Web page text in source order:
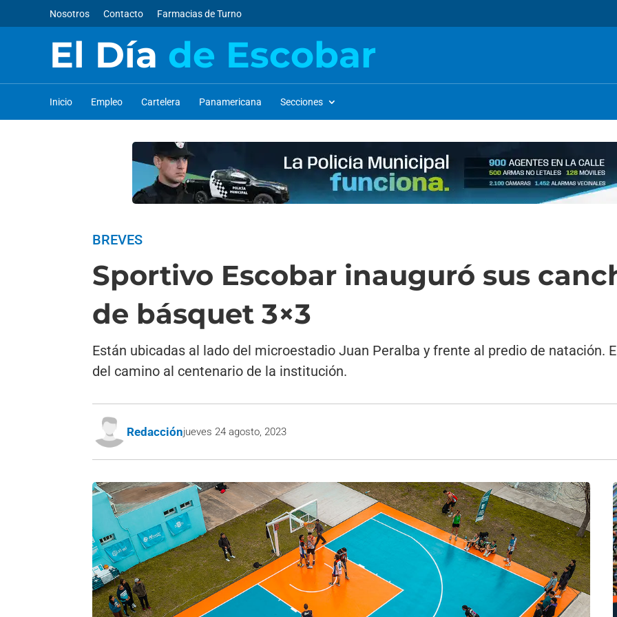
Nosotros Contacto Farmacias de Turno
El Día de Escobar
Inicio Empleo Cartelera Panamericana Secciones
BREVES
Sportivo Escobar inauguró sus
de básquet 3×3
Están ubicadas al lado del microestadio Juan Peralba y frente al predio de natación.
del camino al centenario de la institución.
Redacciónjueves 24 agosto, 2023